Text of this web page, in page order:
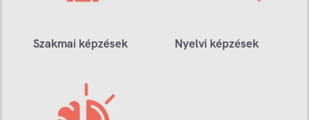
Szakmai képzések Nyelvi képzések